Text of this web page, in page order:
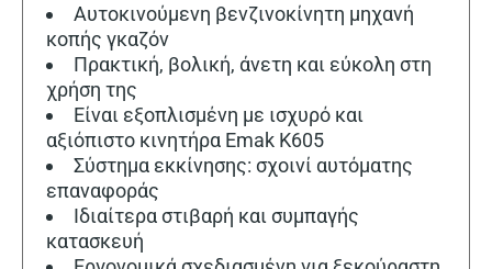
Αυτοκινούμενη βενζινοκίνητη μηχανή
κοπής γκαζόν
Πρακτική, βολική, άνετη και εύκολη στη
χρήση της
Είναι εξοπλισμένη με ισχυρό και
αξιόπιστο κινητήρα Emak K605
Σύστημα εκκίνησης: σχοινί αυτόματης
επαναφοράς
Ιδιαίτερα στιβαρή και συμπαγής
κατασκευή